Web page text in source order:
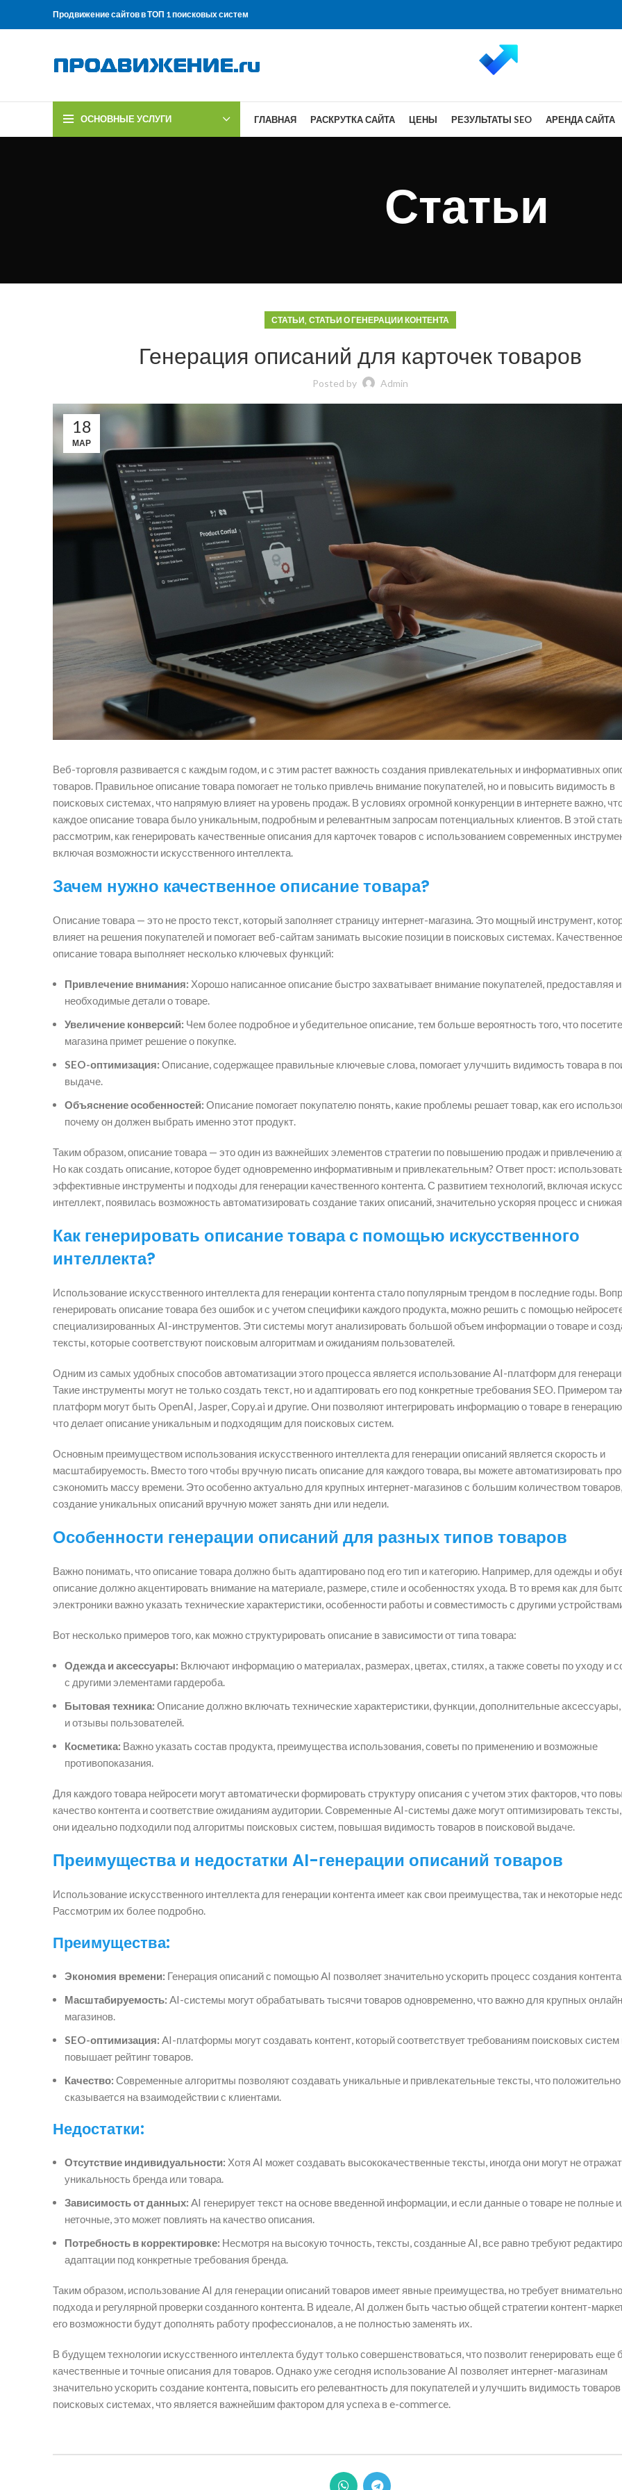
Продвижение сайтов в ТОП 1 поисковых систем
ОСНОВНЫЕ УСЛУГИ ГЛАВНАЯ РАСКРУТКА САЙТА ЦЕНЫ РЕЗУЛЬТАТЫ SEO АРЕНДА САЙТА
Статьи
СТАТЬИ,СТАТЬИ О ГЕНЕРАЦИИ КОНТЕНТА
Генерация описаний для карточек товаров
Posted by Admin
18
МАР
Веб-торговля развивается с каждым годом, и с этим растет важность создания привлекательных и информативных
товаров. Правильное описание товара помогает не только привлечь внимание покупателей, но и повысить видимость в
поисковых системах, что напрямую влияет на уровень продаж. В условиях огромной конкуренции в интернете важно,
каждое описание товара было уникальным, подробным и релевантным запросам потенциальных клиентов. В этой
рассмотрим, как генерировать качественные описания для карточек товаров с использованием современных
включая возможности искусственного интеллекта.
Зачем нужно качественное описание товара?
Описание товара — это не просто текст, который заполняет страницу интернет-магазина. Это мощный инструмент,
влияет на решения покупателей и помогает веб-сайтам занимать высокие позиции в поисковых системах. Качественное
описание товара выполняет несколько ключевых функций:
Привлечение внимания: Хорошо написанное описание быстро захватывает внимание покупателей, предоставляя
необходимые детали о товаре.
Увеличение конверсий: Чем более подробное и убедительное описание, тем больше вероятность того, что
магазина примет решение о покупке.
SEO-оптимизация: Описание, содержащее правильные ключевые слова, помогает улучшить видимость товара в
выдаче.
Объяснение особенностей: Описание помогает покупателю понять, какие проблемы решает товар, как его
почему он должен выбрать именно этот продукт.
Таким образом, описание товара — это один из важнейших элементов стратегии по повышению продаж и привлечению
Но как создать описание, которое будет одновременно информативным и привлекательным? Ответ прост:
эффективные инструменты и подходы для генерации качественного контента. С развитием технологий, включая
интеллект, появилась возможность автоматизировать создание таких описаний, значительно ускоряя процесс и снижая
Как генерировать описание товара с помощью искусственного
интеллекта?
Использование искусственного интеллекта для генерации контента стало популярным трендом в последние годы.
генерировать описание товара без ошибок и с учетом специфики каждого продукта, можно решить с помощью
специализированных AI-инструментов. Эти системы могут анализировать большой объем информации о товаре и
тексты, которые соответствуют поисковым алгоритмам и ожиданиям пользователей.
Одним из самых удобных способов автоматизации этого процесса является использование AI-платформ для
Такие инструменты могут не только создать текст, но и адаптировать его под конкретные требования SEO. Примером
платформ могут быть OpenAI, Jasper, Copy.ai и другие. Они позволяют интегрировать информацию о товаре в генерацию
что делает описание уникальным и подходящим для поисковых систем.
Основным преимуществом использования искусственного интеллекта для генерации описаний является скорость и
масштабируемость. Вместо того чтобы вручную писать описание для каждого товара, вы можете автоматизировать
сэкономить массу времени. Это особенно актуально для крупных интернет-магазинов с большим количеством
создание уникальных описаний вручную может занять дни или недели.
Особенности генерации описаний для разных типов товаров
Важно понимать, что описание товара должно быть адаптировано под его тип и категорию. Например, для одежды и
описание должно акцентировать внимание на материале, размере, стиле и особенностях ухода. В то время как для
электроники важно указать технические характеристики, особенности работы и совместимость с другими
Вот несколько примеров того, как можно структурировать описание в зависимости от типа товара:
Одежда и аксессуары: Включают информацию о материалах, размерах, цветах, стилях, а также советы по уходу и
с другими элементами гардероба.
Бытовая техника: Описание должно включать технические характеристики, функции, дополнительные аксессуары,
и отзывы пользователей.
Косметика: Важно указать состав продукта, преимущества использования, советы по применению и возможные
противопоказания.
Для каждого товара нейросети могут автоматически формировать структуру описания с учетом этих факторов, что
качество контента и соответствие ожиданиям аудитории. Современные AI-системы даже могут оптимизировать
они идеально подходили под алгоритмы поисковых систем, повышая видимость товаров в поисковой выдаче.
Преимущества и недостатки AI-генерации описаний товаров
Использование искусственного интеллекта для генерации контента имеет как свои преимущества, так и некоторые
Рассмотрим их более подробно.
Преимущества:
Экономия времени: Генерация описаний с помощью AI позволяет значительно ускорить процесс создания контента.
Масштабируемость: AI-системы могут обрабатывать тысячи товаров одновременно, что важно для крупных
магазинов.
SEO-оптимизация: AI-платформы могут создавать контент, который соответствует требованиям поисковых систем
повышает рейтинг товаров.
Качество: Современные алгоритмы позволяют создавать уникальные и привлекательные тексты, что положительно
сказывается на взаимодействии с клиентами.
Недостатки:
Отсутствие индивидуальности: Хотя AI может создавать высококачественные тексты, иногда они могут не
уникальность бренда или товара.
Зависимость от данных: AI генерирует текст на основе введенной информации, и если данные о товаре не полные
неточные, это может повлиять на качество описания.
Потребность в корректировке: Несмотря на высокую точность, тексты, созданные AI, все равно требуют
адаптации под конкретные требования бренда.
Таким образом, использование AI для генерации описаний товаров имеет явные преимущества, но требует
подхода и регулярной проверки созданного контента. В идеале, AI должен быть частью общей стратегии контент-
его возможности будут дополнять работу профессионалов, а не полностью заменять их.
В будущем технологии искусственного интеллекта будут только совершенствоваться, что позволит генерировать еще
качественные и точные описания для товаров. Однако уже сегодня использование AI позволяет интернет-магазинам
значительно ускорить создание контента, повысить его релевантность для покупателей и улучшить видимость
поисковых системах, что является важнейшим фактором для успеха в e-commerce.